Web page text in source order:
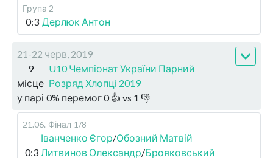
Група 2
0:3 Дерлюк Антон
21-22 черв, 2019
9
місце
U10 Чемпіонат України Парний
Розряд Хлопці 2019
у парі 0% перемог0👍 vs 1 👎
21.06. Фінал 1/8
0:3
Іванченко Єгор/Обозний Матвій
Литвинов Олександр/Брояковський